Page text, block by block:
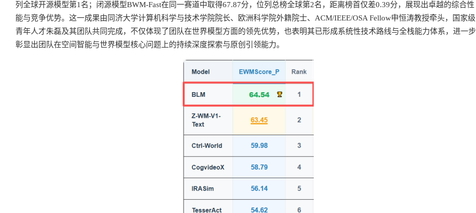
列全球开源模型第1名；闭源模型BWM-Fast在同一赛道中取得67.87分，位列总榜全球第2名，距离榜首仅差0.39分，展现出卓越的综合性
能与竞争优势。这一成果由同济大学计算机科学与技术学院院长、欧洲科学院外籍院士、ACM/IEEE/OSA Fellow申恒涛教授牵头，国家级
青年人才朱磊及其团队共同完成，不仅体现了团队在世界模型方面的领先优势，也表明其已形成系统性技术路线与全栈能力体系，进一步
彰显出团队在空间智能与世界模型核心问题上的持续深度探索与原创引领能力。